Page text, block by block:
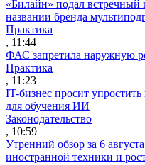
«Билайн» подал встречный
названии бренда
Практика
, 11:44
ФАС запретила наружную
Практика
, 11:23
IT-бизнес просит
для обучения ИИ
Законодательство
, 10:59
Утренний обзор за 6
иностранной техники и